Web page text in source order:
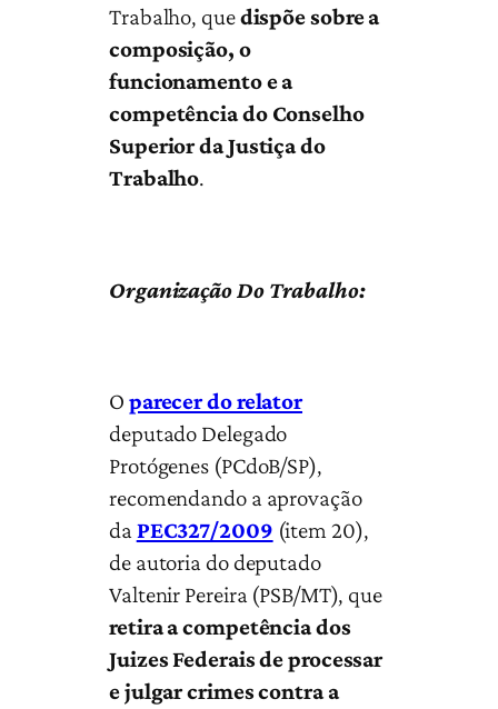
Trabalho, quedispõe sobre a
composição, o
funcionamento e a
competência do Conselho
Superior da Justiça do
Trabalho.
Organização Do Trabalho:
O parecer do relator
deputado Delegado
Protógenes (PCdoB/SP),
recomendando a aprovação
daPEC327/2009 (item 20),
de autoria do deputado
Valtenir Pereira (PSB/MT), que
retira a competência dos
Juizes Federais de processar
e julgar crimes contra a